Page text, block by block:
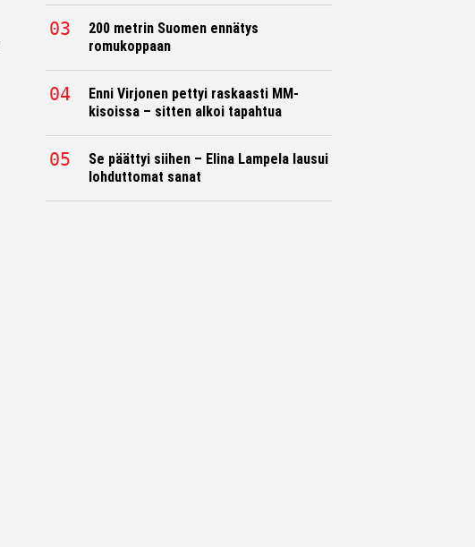
200 metrin Suomen ennätys
romukoppaan
Enni Virjonen pettyi raskaasti MM-
kisoissa – sitten alkoi tapahtua
Se päättyi siihen – Elina Lampela lausui
lohduttomat sanat